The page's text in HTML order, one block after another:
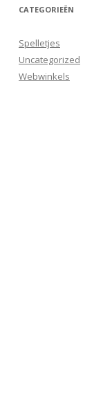
CATEGORIEËN
Spelletjes
Uncategorized
Webwinkels